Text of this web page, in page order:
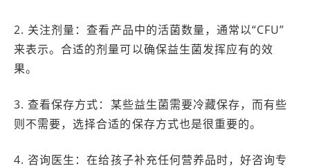
2. 关注剂量：查看产品中的活菌数量，通常以“CFU”
来表示。合适的剂量可以确保益生菌发挥应有的效
果。
3. 查看保存方式：某些益生菌需要冷藏保存，而有些
则不需要，选择合适的保存方式也是很重要的。
4. 咨询医生：在给孩子补充任何营养品时，好咨询专